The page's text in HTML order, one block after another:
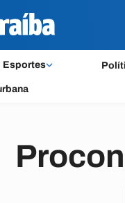
Esportes